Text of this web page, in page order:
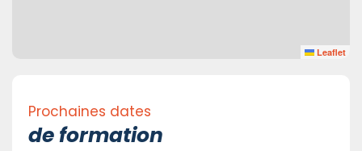
Leaflet
Prochaines dates
de formation